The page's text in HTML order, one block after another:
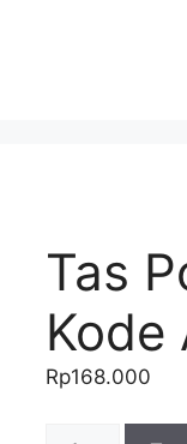
Tas
Kode
Rp168.000